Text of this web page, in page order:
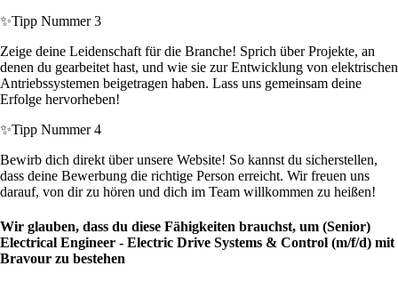
✨Tipp Nummer 3
Zeige deine Leidenschaft für die Branche! Sprich über Projekte, an
denen du gearbeitet hast, und wie sie zur Entwicklung von elektrischen
Antriebssystemen beigetragen haben. Lass uns gemeinsam deine
Erfolge hervorheben!
✨Tipp Nummer 4
Bewirb dich direkt über unsere Website! So kannst du sicherstellen,
dass deine Bewerbung die richtige Person erreicht. Wir freuen uns
darauf, von dir zu hören und dich im Team willkommen zu heißen!
Wir glauben, dass du diese Fähigkeiten brauchst, um (Senior)
Electrical Engineer - Electric Drive Systems & Control (m/f/d) mit
Bravour zu bestehen